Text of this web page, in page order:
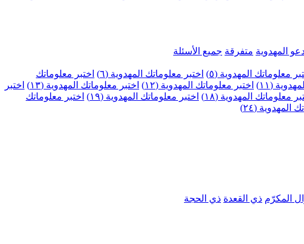
المهدوية متفرقة جميع الأسئلة
معلوماتك المهدوية (٥) اختبر معلوماتك المهدوية (٦)
اختبر معلوماتك
(١١) اختبر معلوماتك المهدوية (١٢) اختبر معلوماتك المهدوية (١٣)
اختبر
معلوماتك المهدوية (١٨) اختبر معلوماتك المهدوية (١٩)
اختبر معلوماتك
المهدوية (٢٤)
المكرّم ذي القعدة ذي الحجة